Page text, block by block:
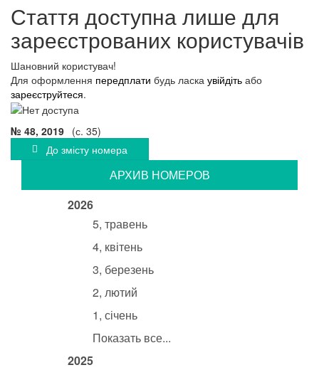
Стаття доступна лише для
зареєстрованих користувачів
Шановний користувач!
Для оформлення передплати будь ласка увійдіть або
зареєструйтеся.
№ 48, 2019 (с. 35)
До змісту номера
АРХИВ НОМЕРОВ
2026
5, травень
4, квітень
3, березень
2, лютий
1, січень
Показать все...
2025